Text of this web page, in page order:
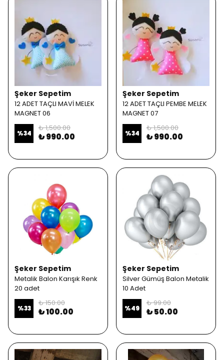
Şeker Sepetim
12 ADET TAÇLI MAVİ MELEK
MAGNET 06
%34
₺ 1,500.00
₺ 990.00
Şeker Sepetim
12 ADET TAÇLI PEMBE MELEK
MAGNET 07
%34
₺ 1,500.00
₺ 990.00
Şeker Sepetim
Metalik Balon Karışık Renk
20 adet
%33
₺ 150.00
₺ 100.00
Şeker Sepetim
Silver Gümüş Balon Metalik
10 Adet
%49
₺ 99.00
₺ 50.00